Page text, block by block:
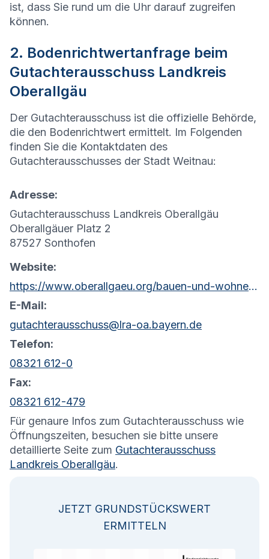
ist, dass Sie rund um die Uhr darauf zugreifen
können.
2. Bodenrichtwertanfrage beim
Gutachterausschuss Landkreis
Oberallgäu
Der Gutachterausschuss ist die offizielle Behörde,
die den Bodenrichtwert ermittelt. Im Folgenden
finden Sie die Kontaktdaten des
Gutachterausschusses der Stadt Weitnau:
Adresse:
Gutachterausschuss Landkreis Oberallgäu
Oberallgäuer Platz 2
87527 Sonthofen
Website:
https://www.oberallgaeu.org/bauen-und-wohnen/gutachterausschuss
E-Mail:
gutachterausschuss@lra-oa.bayern.de
Telefon:
08321 612-0
Fax:
08321 612-479
Für genaure Infos zum Gutachterausschuss wie
Öffnungszeiten, besuchen sie bitte unsere
detaillierte Seite zum Gutachterausschuss
Landkreis Oberallgäu.
JETZT GRUNDSTÜCKSWERT
ERMITTELN